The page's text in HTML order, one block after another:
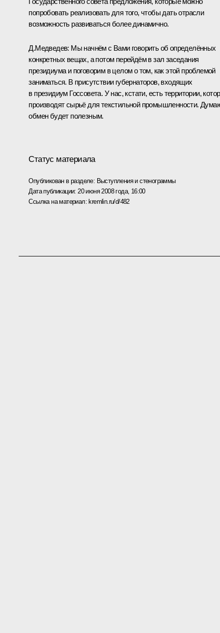
попробовать реализовать для того, чтобы дать отрасли
возможность развиваться более динамично.
Д.Медведев: Мы начнём с Вами говорить об определённых
конкретных вещах, а потом перейдём в зал заседания
президиума и поговорим в целом о том, как этой проблемой
заниматься. В присутствии губернаторов, входящих
в президиум Госсовета. У нас, кстати, есть территории,
производят сырьё для текстильной промышленности.
обмен будет полезным.
Статус материала
Опубликован в разделе: Выступления и стенограммы
Дата публикации: 20 июня 2008 года, 16:00
Ссылка на материал:kremlin.ru/d/482